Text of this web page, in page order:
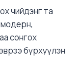
чийдэнг та
сонгох
бүрхүүлэн